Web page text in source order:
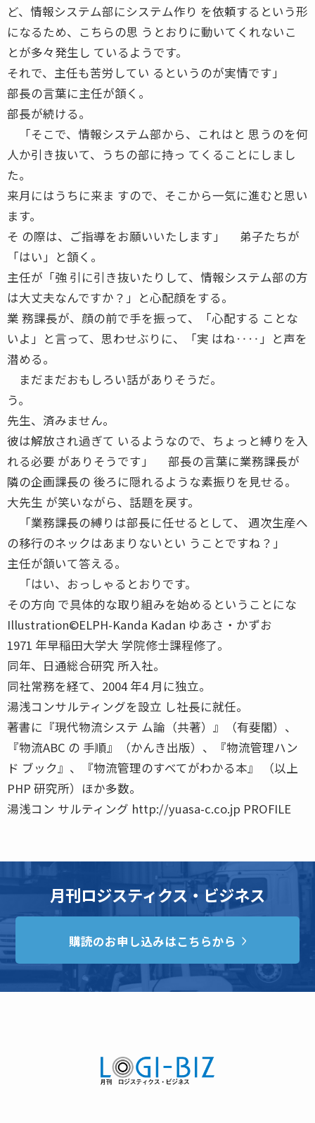
ど、情報システム部にシステム作り を依頼するという形
になるため、こちらの思 うとおりに動いてくれないこ
とが多々発生し ているようです。
それで、主任も苦労してい るというのが実情です」
部長の言葉に主任が頷く。
部長が続ける。
「そこで、情報システム部から、これはと 思うのを何
人か引き抜いて、うちの部に持っ てくることにしまし
た。
来月にはうちに来ま すので、そこから一気に進むと思い
ます。
そ の際は、ご指導をお願いいたします」 弟子たちが
「はい」と頷く。
主任が「強 引に引き抜いたりして、情報システム部の方
は大丈夫なんですか？」と心配顔をする。
業 務課長が、顔の前で手を振って、「心配する ことな
いよ」と言って、思わせぶりに、「実 はね‥‥」と声を
潜める。
まだまだおもしろい話がありそうだ。
う。
先生、済みません。
彼は解放され過ぎて いるようなので、ちょっと縛りを入
れる必要 がありそうです」 部長の言葉に業務課長が
隣の企画課長の 後ろに隠れるような素振りを見せる。
大先生 が笑いながら、話題を戻す。
「業務課長の縛りは部長に任せるとして、 週次生産へ
の移行のネックはあまりないとい うことですね？」
主任が頷いて答える。
「はい、おっしゃるとおりです。
その方向 で具体的な取り組みを始めるということにな
Illustration©ELPH-Kanda Kadan ゆあさ・かずお
1971 年早稲田大学大 学院修士課程修了。
同年、日通総合研究 所入社。
同社常務を経て、2004 年4 月に独立。
湯浅コンサルティングを設立 し社長に就任。
著書に『現代物流システ ム論（共著）』（有斐閣）、
『物流ABC の 手順』（かんき出版）、『物流管理ハン
ド ブック』、『物流管理のすべてがわかる本』 （以上
PHP 研究所）ほか多数。
湯浅コン サルティング http://yuasa-c.co.jp PROFILE
月刊ロジスティクス・ビジネス
購読のお申し込みはこちらから